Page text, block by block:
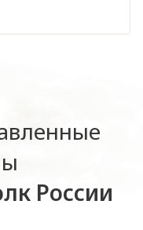
России